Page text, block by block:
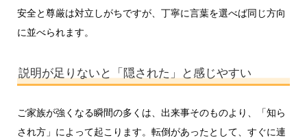
安全と尊厳は対立しがちですが、丁寧に言葉を選べば同じ方向
に並べられます。
説明が足りないと「隠された」と感じやすい
ご家族が強くなる瞬間の多くは、出来事そのものより、「知ら
され方」によって起こります。転倒があったとして、すぐに連